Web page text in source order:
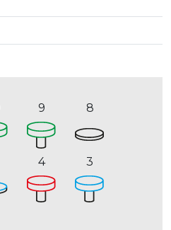
9 8
4 3